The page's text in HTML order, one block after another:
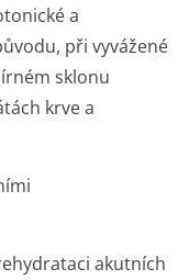
a
při vyvážené
sklonu
krve a
akutních